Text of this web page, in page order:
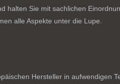
halten Sie mit sachlichen
alle Aspekte unter die Lupe.
Hersteller in aufwendigen